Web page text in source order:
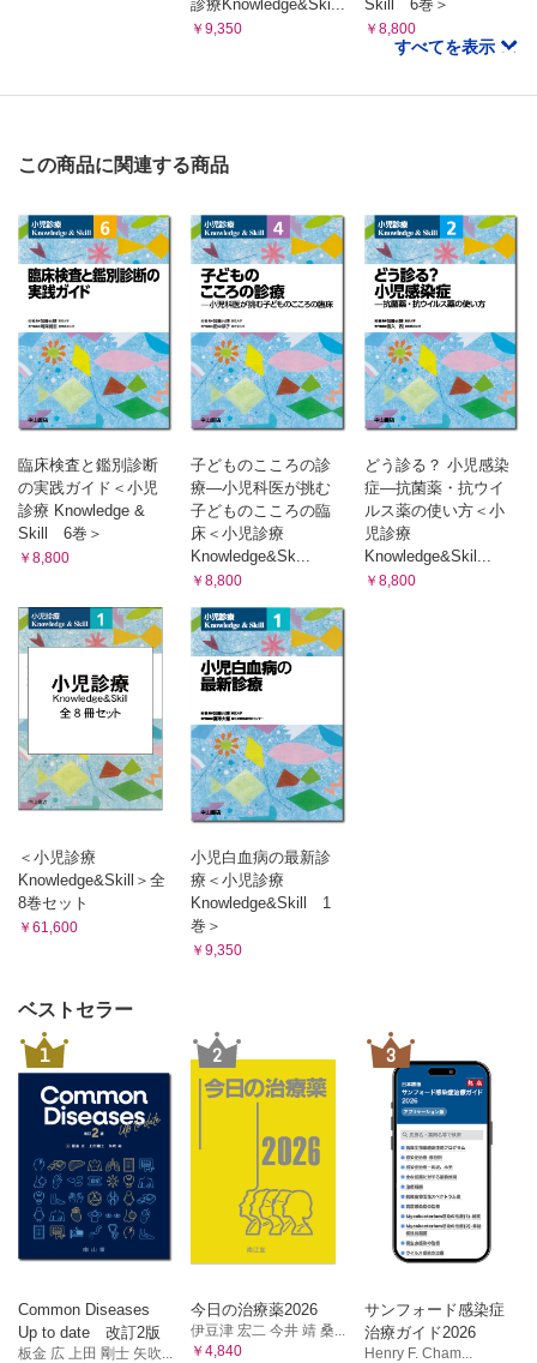
Bartter症候群，Gitelman症候群
Cubilin関連蛋白尿（慢性良性蛋白尿）
低形成異形成腎，多嚢胞性異形成腎
先天性水腎症
膀胱尿管逆流，逆流性腎症
尿管異所開口（異所性尿管）
後部尿道弁
停留精巣，陰嚢水腫，精巣捻転
尿道下裂，包茎
10章 感染症
性感染症
11章 結石症
尿路結石
12章 下部尿路機能障害
神経因性下部尿路機能障害(神経因性膀胱)
13章 高血圧症
高血圧の定義，原因と管理
14章 社会的対応
小児腎疾患患者の社会適応をめざした支援
成人診療科への移行
診療Knowledge&Ski...
￥9,350
Skill 6巻＞
￥8,800
すべてを表示
この商品に関連する商品
臨床検査と鑑別診断
の実践ガイド＜小児
診療 Knowledge &
Skill 6巻＞
￥8,800
子どものこころの診
療―小児科医が挑む
子どものこころの臨
床＜小児診療
Knowledge&Sk...
￥8,800
どう診る？ 小児感染
症―抗菌薬・抗ウイ
ルス薬の使い方＜小
児診療
Knowledge&Skil...
￥8,800
＜小児診療
Knowledge&Skill＞全
8巻セット
￥61,600
小児白血病の最新診
療＜小児診療
Knowledge&Skill 1
巻＞
￥9,350
ベストセラー
1
Common Diseases
Up to date 改訂2版
板金 広 上田 剛士 矢吹...
2
今日の治療薬2026
伊豆津 宏二 今井 靖 桑...
￥4,840
3
サンフォード感染症
治療ガイド2026
Henry F. Cham...